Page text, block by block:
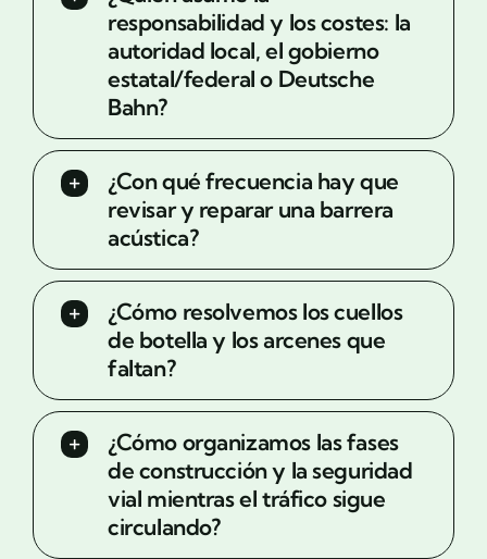
responsabilidad y los costes: la
autoridad local, el gobierno
estatal/federal o Deutsche
Bahn?
¿Con qué frecuencia hay que
revisar y reparar una barrera
acústica?
¿Cómo resolvemos los cuellos
de botella y los arcenes que
faltan?
¿Cómo organizamos las fases
de construcción y la seguridad
vial mientras el tráfico sigue
circulando?